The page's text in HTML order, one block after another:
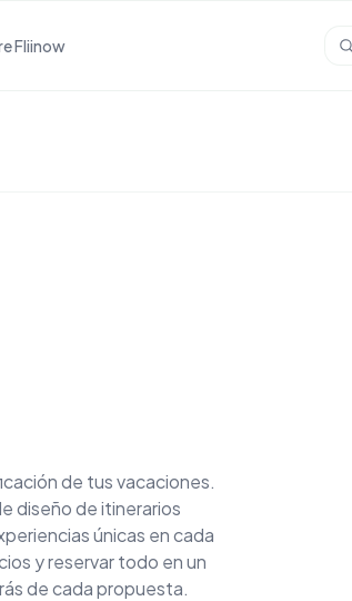
Fliinow
de tus vacaciones.
diseño de itinerarios
únicas en cada
y reservar todo en un
de cada propuesta.